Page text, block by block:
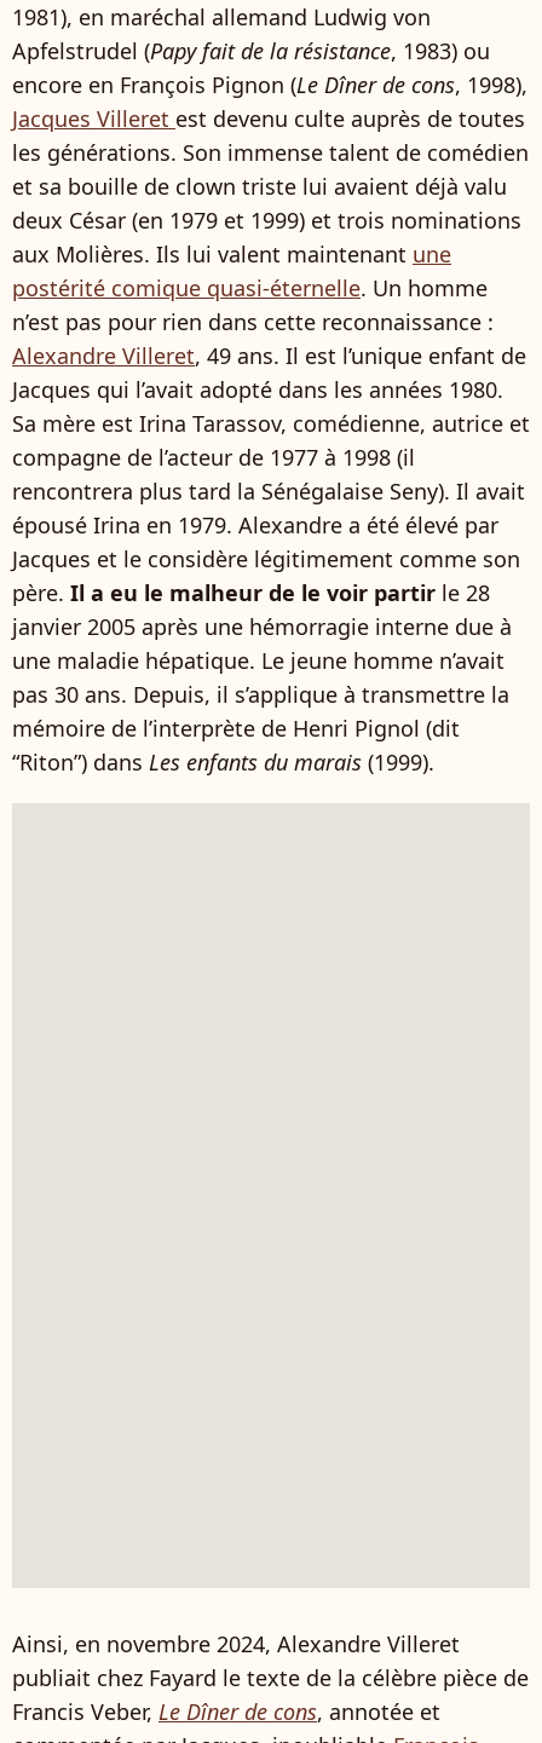
1981), en maréchal allemand Ludwig von
Apfelstrudel (Papy fait de la résistance, 1983) ou
encore en François Pignon (Le Dîner de cons, 1998),
Jacques Villeret est devenu culte auprès de toutes
les générations. Son immense talent de comédien
et sa bouille de clown triste lui avaient déjà valu
deux César (en 1979 et 1999) et trois nominations
aux Molières. Ils lui valent maintenant une
postérité comique quasi-éternelle. Un homme
n’est pas pour rien dans cette reconnaissance :
Alexandre Villeret, 49 ans. Il est l’unique enfant de
Jacques qui l’avait adopté dans les années 1980.
Sa mère est Irina Tarassov, comédienne, autrice et
compagne de l’acteur de 1977 à 1998 (il
rencontrera plus tard la Sénégalaise Seny). Il avait
épousé Irina en 1979. Alexandre a été élevé par
Jacques et le considère légitimement comme son
père. Il a eu le malheur de le voir partir le 28
janvier 2005 après une hémorragie interne due à
une maladie hépatique. Le jeune homme n’avait
pas 30 ans. Depuis, il s’applique à transmettre la
mémoire de l’interprète de Henri Pignol (dit
“Riton”) dans Les enfants du marais (1999).
Ainsi, en novembre 2024, Alexandre Villeret
publiait chez Fayard le texte de la célèbre pièce de
Francis Veber, Le Dîner de cons, annotée et